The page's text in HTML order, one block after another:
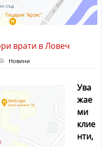
врати в Ловеч
Новини
Ува
жае
ми
клие
нти,